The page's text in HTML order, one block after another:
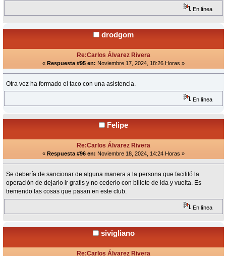
En línea
drodgom
Re:Carlos Álvarez Rivera
« Respuesta #95 en: Noviembre 17, 2024, 18:26 Horas »
Otra vez ha formado el taco con una asistencia.
En línea
Felipe
Re:Carlos Álvarez Rivera
« Respuesta #96 en: Noviembre 18, 2024, 14:24 Horas »
Se debería de sancionar de alguna manera a la persona que facilitó la
operación de dejarlo ir gratis y no cederlo con billete de ida y vuelta. Es
tremendo las cosas que pasan en este club.
En línea
sivigliano
Re:Carlos Álvarez Rivera